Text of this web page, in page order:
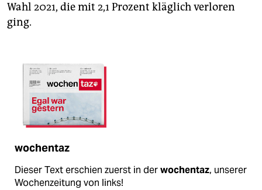
Wahl 2021, die mit 2,1 Prozent kläglich verloren
ging.
wochentaz
Dieser Text erschien zuerst in derwochentaz, unserer
Wochenzeitung von links!